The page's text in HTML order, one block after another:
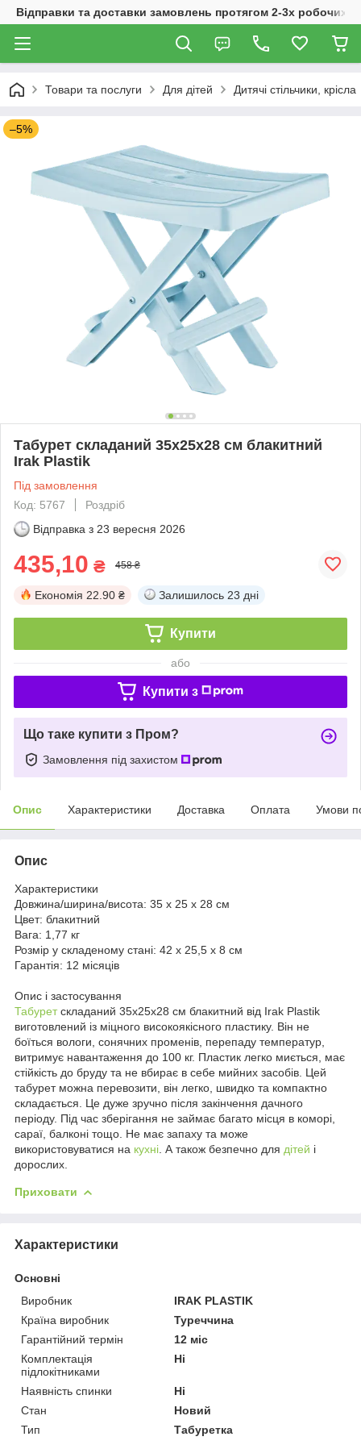
Відправки та доставки замовлень протягом 2-3х робочих
Товари та послуги Для дітей Дитячі стільчики, крісла
–5%
Табурет складаний 35x25x28 см блакитний
Irak Plastik
Під замовлення
Код: 5767
Роздріб
Відправка з 23 вересня 2026
435,10 ₴ 458 ₴
Економія 22.90 ₴ Залишилось 23 дні
Купити
або
Купити з
Що таке купити з Пром?
Замовлення під захистом
Опис Характеристики Доставка Оплата Умови
Опис
Характеристики
Довжина/ширина/висота: 35 x 25 x 28 см
Цвет: блакитний
Вага: 1,77 кг
Розмір у складеному стані: 42 х 25,5 х 8 см
Гарантія: 12 місяців
Опис і застосування
Табуретскладаний 35x25x28 см блакитний від Irak Plastik
виготовлений із міцного високоякісного пластику. Він не
боїться вологи, сонячних променів, перепаду температур,
витримує навантаження до 100 кг. Пластик легко миється, має
стійкість до бруду та не вбирає в себе мийних засобів. Цей
табурет можна перевозити, він легко, швидко та компактно
складається. Це дуже зручно після закінчення дачного
періоду. Під час зберігання не займає багато місця в коморі,
сараї, балконі тощо. Не має запаху та може
використовуватися на кухні . А також безпечно для дітей і
дорослих.
Приховати
Характеристики
Основні
Виробник
IRAK PLASTIK
Країна виробник
Туреччина
Гарантійний термін
12 міс
Комплектація
підлокітниками
Ні
Наявність спинки
Ні
Стан
Новий
Тип
Табуретка